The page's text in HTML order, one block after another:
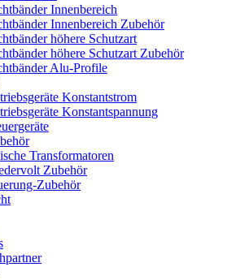
Innenbereich
Innenbereich Zubehör
höhere Schutzart
höhere Schutzart Zubehör
Alu-Profile
Konstantstrom
Konstantspannung
Transformatoren
Zubehör
Zubehör